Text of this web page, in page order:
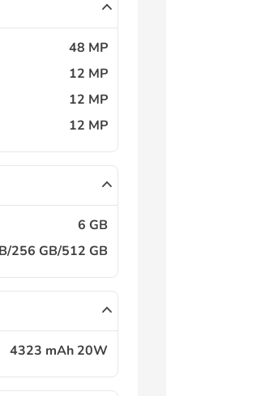
48 MP
12 MP
12 MP
12 MP
6 GB
256 GB/512 GB
4323 mAh 20W